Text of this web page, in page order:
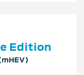
Edition